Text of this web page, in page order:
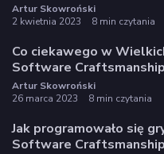
Artur Skowroński
2 kwietnia 2023
8 min czytania
Co ciekawego w
Software
Artur Skowroński
26 marca 2023
8 min czytania
Jak programowało się
Software